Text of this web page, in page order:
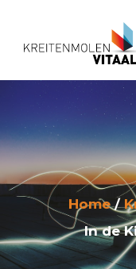
Home
In de